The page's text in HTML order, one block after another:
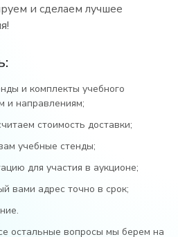
и сделаем лучшее
и комплекты учебного
и направлениям;
стоимость доставки;
учебные стенды;
для участия в аукционе;
вами адрес точно в срок;
остальные вопросы мы берем на